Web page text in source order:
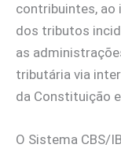
contribuintes, ao
dos tributos
as
tributária via
da Constituição
O Sistema CBS/